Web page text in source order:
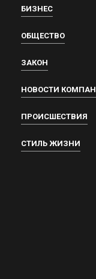
БИЗНЕС
ОБЩЕСТВО
ЗАКОН
НОВОСТИ
ПРОИСШЕСТВИЯ
СТИЛЬ ЖИЗНИ